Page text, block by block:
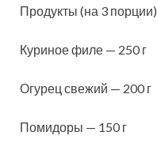
Продукты (на 3 порции)
Куриное филе — 250 г
Огурец свежий — 200 г
Помидоры — 150 г